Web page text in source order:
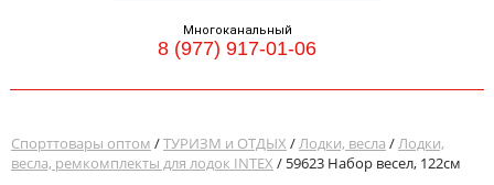
Многоканальный
8 (977) 917-01-06
Спорттовары оптом /ТУРИЗМ и ОТДЫХ /Лодки, весла /Лодки,
весла, ремкомплекты для лодок INTEX / 59623 Набор весел, 122см